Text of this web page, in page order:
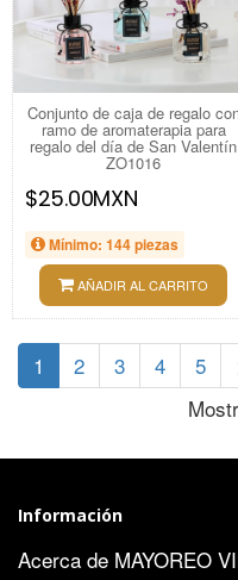
Conjunto de caja de regalo
ramo de aromaterapia para
regalo del día de San Valentín
ZO1016
$25.00MXN
Mínimo: 144 piezas
AÑADIR AL CARRITO
1 2 3 4 5
Información
Acerca de MAYOREO